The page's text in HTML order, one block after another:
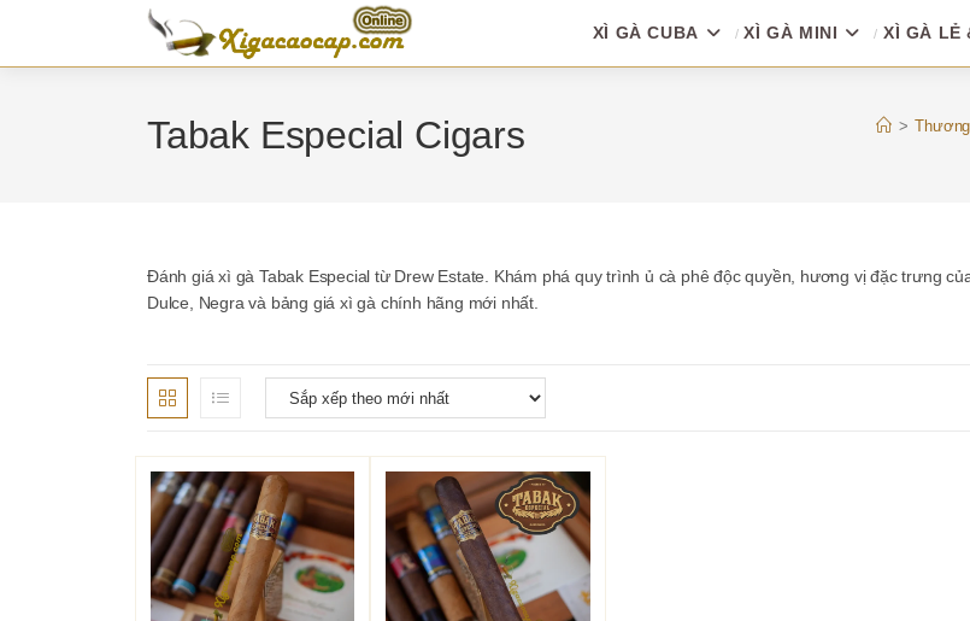
content
XÌ GÀ CUBA XÌ GÀ MINI XÌ GÀ LẺ
Tabak Especial Cigars >
Đánh giá xì gà Tabak Especial từ Drew Estate. Khám phá quy trình ủ cà phê độc quyền, hương vị đặc trưng
Dulce, Negra và bảng giá xì gà chính hãng mới nhất.